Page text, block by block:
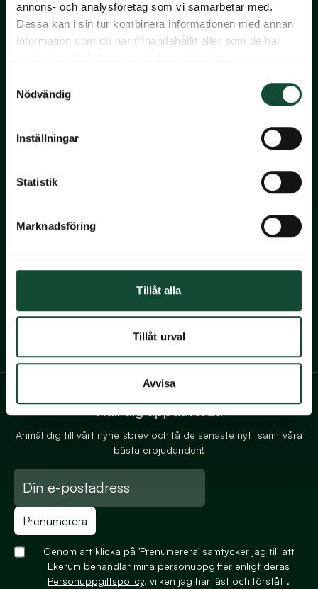
annons- och analysföretag som vi samarbetar med.
Dessa kan i sin tur kombinera informationen med annan
information som du har tillhandahållit eller som de har
Nödvändig
Inställningar
Statistik
Marknadsföring
Tillåt alla
Tillåt urval
Avvisa
Navigera till startsidan
Ekerum Resort Öland
Gårdsvägen 22
Till Ekerums Facebook
Till Ekerums Instagram
Offertförfrågan
Personuppgiftspolicy
Köp presentkort
Det här är en miljövänlig hemsida
Håll dig uppdaterad
Anmäl dig till vårt nyhetsbrev och få de senaste nytt samt våra
bästa erbjudanden!
Prenumerera
Genom att klicka på 'Prenumerera' samtycker jag till att
Ekerum behandlar mina personuppgifter enligt deras
Personuppgiftspolicy, vilken jag har läst och förstått.